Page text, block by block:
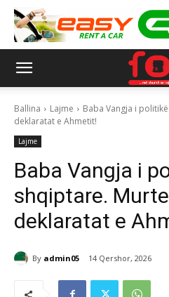
Ballina Lajme
Baba Vangja i
deklaratat e Ahmetit!
Lajme
Baba Vangja i
shqiptare.
deklaratat e
By admin05 14 Qershor, 2026